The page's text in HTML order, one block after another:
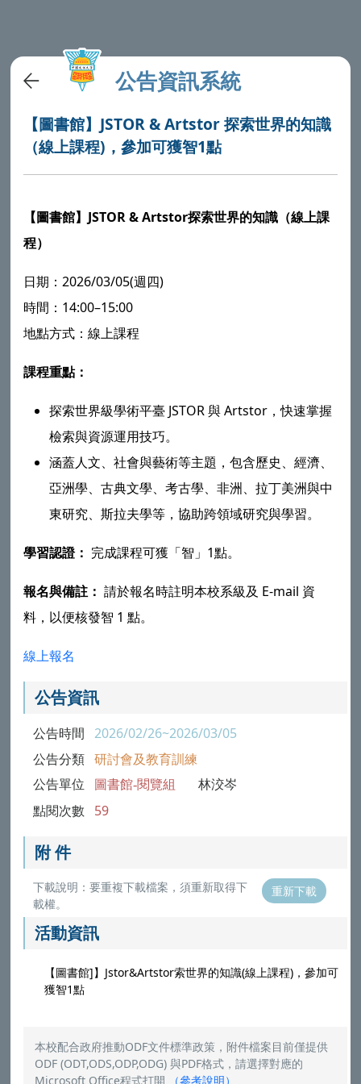
公告資訊系統
【圖書館】JSTOR & Artstor 探索世界的知識
（線上課程)，參加可獲智1點
【圖書館】JSTOR & Artstor探索世界的知識（線上課
程）
日期：2026/03/05(週四)
時間：14:00–15:00
地點方式：線上課程
課程重點：
探索世界級學術平臺 JSTOR 與 Artstor，快速掌握
檢索與資源運用技巧。
涵蓋人文、社會與藝術等主題，包含歷史、經濟、
亞洲學、古典文學、考古學、非洲、拉丁美洲與中
東研究、斯拉夫學等，協助跨領域研究與學習。
學習認證： 完成課程可獲「智」1點。
報名與備註： 請於報名時註明本校系級及 E-mail 資
料，以便核發智 1 點。
線上報名
公告資訊
公告時間 2026/02/26~2026/03/05
公告分類 研討會及教育訓練
公告單位 圖書館-閱覽組 林洨岑
點閱次數 59
附 件
下載說明：要重複下載檔案，須重新取得下
載權。
重新下載
活動資訊
【圖書館]】Jstor&Artstor索世界的知識(線上課程)，參加可
獲智1點
本校配合政府推動ODF文件標準政策，附件檔案目前僅提供
ODF (ODT,ODS,ODP,ODG) 與PDF格式，請選擇對應的
Microsoft Office程式打開
（參考說明）